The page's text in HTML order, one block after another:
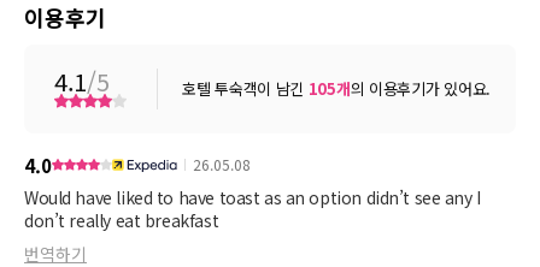
이용후기
4.1/5 호텔 투숙객이 남긴 105개의 이용후기가 있어요.
4.0 26.05.08
Would have liked to have toast as an option didn’t see any I
don’t really eat breakfast
번역하기